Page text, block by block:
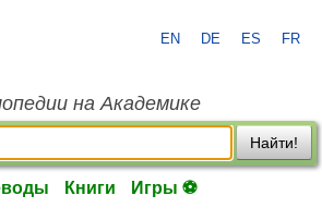
EN DE ES FR
на Академике
Найти!
Книги Игры ⚽